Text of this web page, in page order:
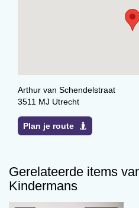
Arthur van Schendelstraat
3511 MJ Utrecht
Plan je route
Gerelateerde items
Kindermans